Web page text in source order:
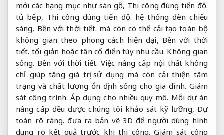
mới các hạng mục như sàn gỗ, Thi công đúng tiến độ.
tủ bếp, Thi công đúng tiến độ. hệ thống đèn chiếu
sáng, Bền với thời tiết. mà còn có thể cải tạo toàn bộ
không gian theo phong cách hiện đại, Bền với thời
tiết. tối giản hoặc tân cổ điển tùy nhu cầu. Không gian
sống. Bền với thời tiết. Việc nâng cấp nội thất không
chỉ giúp tăng giá trị sử dụng mà còn cải thiện tâm
trạng và chất lượng ổn định sống cho gia đình. Giám
sát công trình. Áp dụng cho nhiều quy mô. Mỗi dự án
nâng cấp đều được chúng tôi khảo sát kỹ lưỡng, Dự
toán rõ ràng. đưa ra bản vẽ 3D để người dùng hình
dung rõ kết quả trước khi thi công.Giám sát công